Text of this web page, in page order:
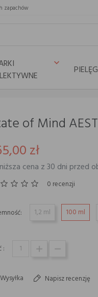
zapachów
keyboard_arrow_down
of Mind
zł
cena z 30 dni przed
0 recenzji
1,2 ml 100 ml
:
Wysyłka Napisz recenzję